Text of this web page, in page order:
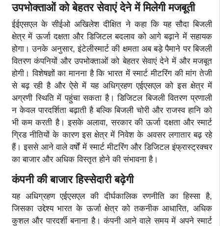
उपभोक्ताओं को बेहतर सेवाएं देने में मिलेगी मजबूती
ईईएसएल के सीईओ अखिलेश दीक्षित ने कहा कि यह सौदा बिजली
क्षेत्र में ऊर्जा दक्षता और डिजिटल बदलाव को आगे बढ़ाने में सहायक
होगा। उनके अनुसार, इंटेलीस्मार्ट की क्षमता अब बड़े पैमाने पर बिजली
वितरण कंपनियों और उपभोक्ताओं को बेहतर सेवाएं देने में और मजबूत
होगी। विशेषज्ञों का मानना है कि भारत में स्मार्ट मीटरिंग की मांग तेजी
से बढ़ रही है और ऐसे में यह अधिग्रहण एईएसएल को इस क्षेत्र में
अग्रणी स्थिति में पहुंचा सकता है। डिजिटल बिजली वितरण प्रणाली
न केवल पारदर्शिता बढ़ाती है बल्कि बिजली चोरी और राजस्व हानि को
भी कम करती है। इसके अलावा, सरकार की ऊर्जा दक्षता और स्मार्ट
ग्रिड नीतियों के कारण इस क्षेत्र में निवेश के अवसर लगातार बढ़ रहे
हैं। इससे आने वाले वर्षों में स्मार्ट मीटरिंग और डिजिटल इंफ्रास्ट्रक्चर
का बाजार और अधिक विस्तृत होने की संभावना है।
कंपनी की बाजार हिस्सेदारी बढ़ेगी
यह अधिग्रहण एईएसएल की दीर्घकालिक रणनीति का हिस्सा है,
जिसका उद्देश्य भारत के ऊर्जा क्षेत्र को तकनीक आधारित, अधिक
कुशल और पारदर्शी बनाना है। कंपनी आने वाले समय में अपने स्मार्ट